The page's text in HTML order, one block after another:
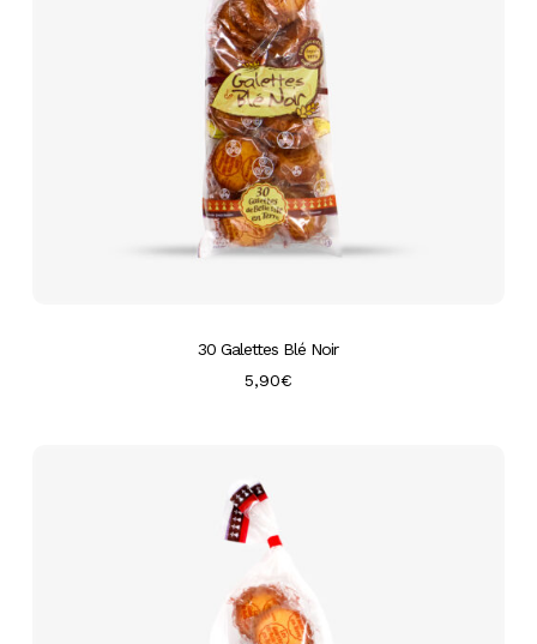
30 Galettes Blé Noir
5,90€